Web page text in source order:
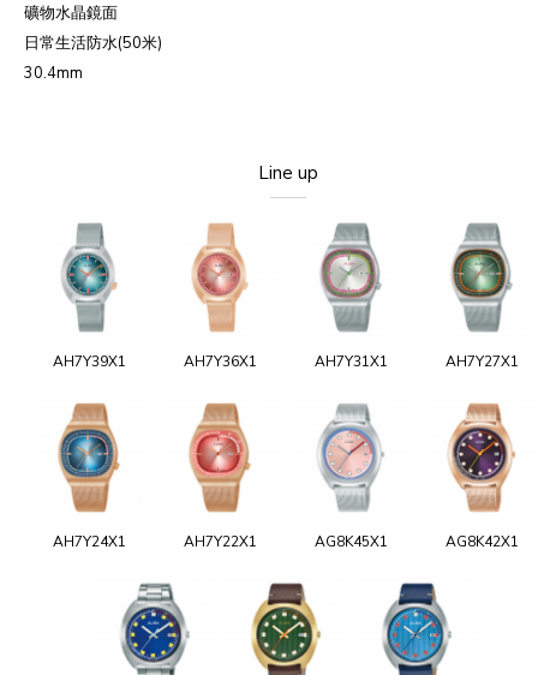
礦物水晶鏡面
日常生活防水(50米)
30.4mm
Line up
AH7Y39X1 AH7Y36X1 AH7Y31X1 AH7Y27X1
AH7Y24X1 AH7Y22X1 AG8K45X1 AG8K42X1